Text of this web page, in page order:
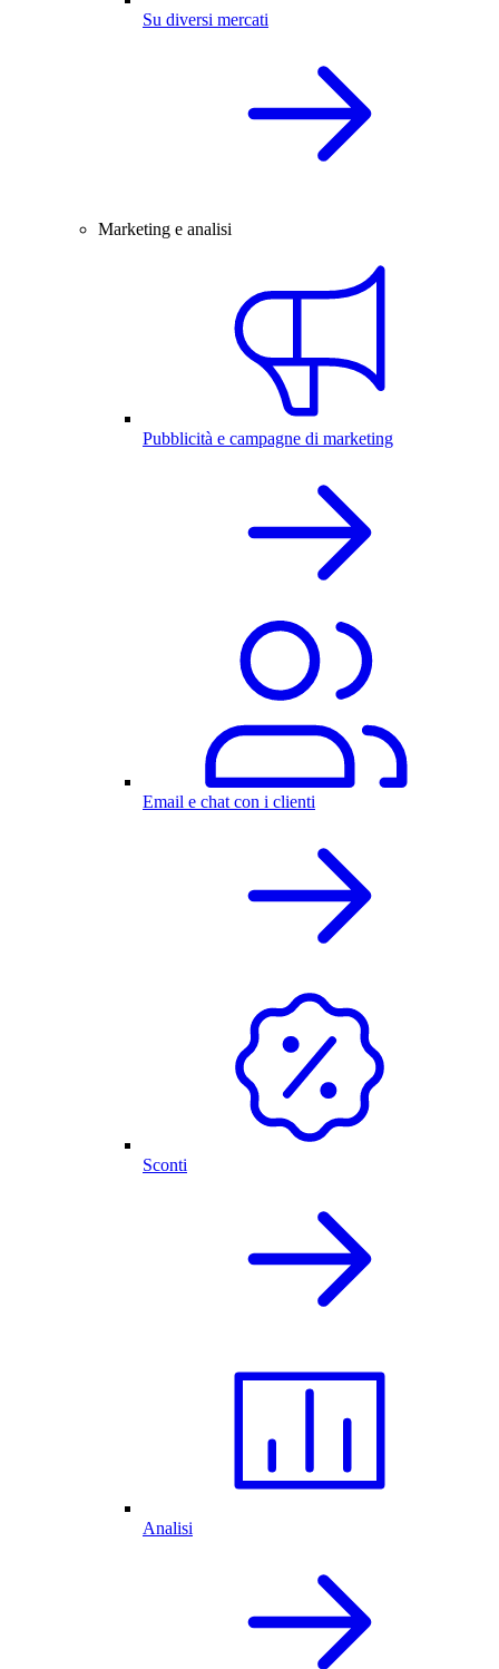
Su diversi mercati
Marketing e analisi
Pubblicità e campagne di marketing
Email e chat con i clienti
Sconti
Analisi